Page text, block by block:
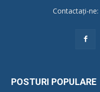
Contactați-ne:
POSTURI POPULARE